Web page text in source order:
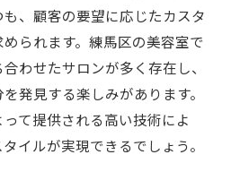
も、顧客の要望に応じたカスタ
られます。練馬区の美容室で
わせたサロンが多く存在し、
発見する楽しみがあります。
て提供される高い技術によ
イルが実現できるでしょう。